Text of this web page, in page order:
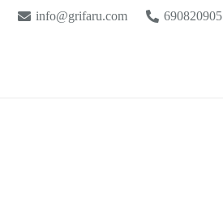
info@grifaru.com 690820905